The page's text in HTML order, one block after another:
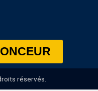
réservés.